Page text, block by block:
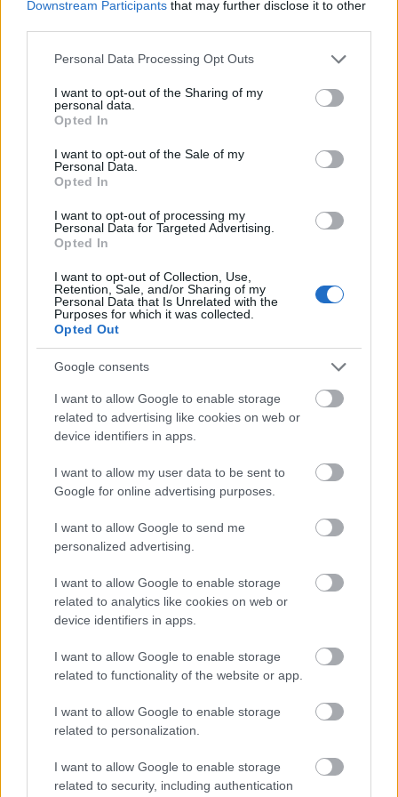
Downstream Participants that may further disclose it to other
Please note that this website/app uses one or more Google
not limited to your visit or usage behaviour. You may click to
grant or deny consent to Google and its third-party tags to
use your data for below specified purposes in below Google
consent section.
Personal Data Processing Opt Outs
I want to opt-out of the Sharing of my
personal data.
Opted In
I want to opt-out of the Sale of my
Personal Data.
Opted In
I want to opt-out of processing my
Personal Data for Targeted Advertising.
Opted In
I want to opt-out of Collection, Use,
Retention, Sale, and/or Sharing of my
Personal Data that Is Unrelated with the
Purposes for which it was collected.
Opted Out
Google consents
I want to allow Google to enable storage
related to advertising like cookies on web or
device identifiers in apps.
I want to allow my user data to be sent to
Google for online advertising purposes.
I want to allow Google to send me
personalized advertising.
I want to allow Google to enable storage
related to analytics like cookies on web or
device identifiers in apps.
I want to allow Google to enable storage
related to functionality of the website or app.
I want to allow Google to enable storage
related to personalization.
I want to allow Google to enable storage
related to security, including authentication
Kevesebb iroda, több lakás [475.]
2025. február 05.
Józsefvárosban. (Építészfórum) A józsefvárosi
önkormányzat három, a kerület építési szabályainak
a Hungária körút – Hős utca – Százados utca és
Stróbl Alajos utca által határolt tömbbel áll…
Emléktáblát állított a Kutyapárt
[473.]
A mindeddig szociális bérlakásban élő
képviselőnek.
2025. január 28.
A minap emléktáblát állított a Kutyapárt dr.
Kecskeméti László józsefvárosi képviselőnek, aki
bruttó 1,8 millió forintos fizetéssel is ragaszkodott
bérlakásához, és évekig küzdött azért, hogy ilyen